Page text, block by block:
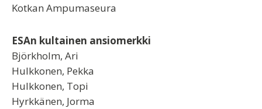
Kotkan Ampumaseura
ESAn kultainen ansiomerkki
Björkholm, Ari
Hulkkonen, Pekka
Hulkkonen, Topi
Hyrkkänen, Jorma